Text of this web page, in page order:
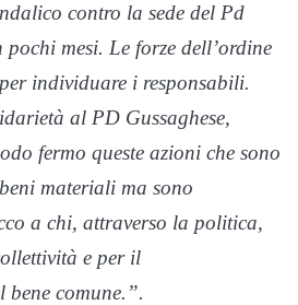
contro la sede del Pd
mesi. Le forze dell’ordine
individuare i responsabili.
al PD Gussaghese,
fermo queste azioni che sono
materiali ma sono
a chi, attraverso la politica,
e per il
comune.”.